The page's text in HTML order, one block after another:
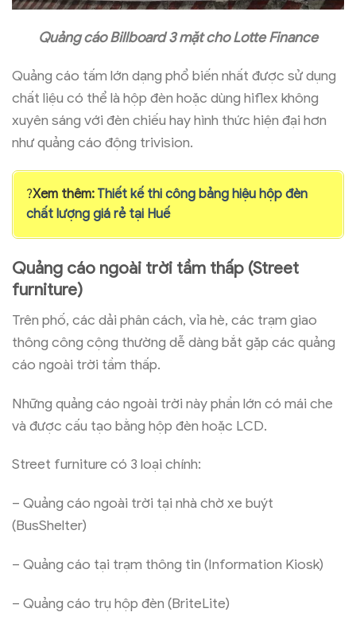
Quảng cáo Billboard 3 mặt cho Lotte Finance
Quảng cáo tấm lớn dạng phổ biến nhất được sử dụng
chất liệu có thể là hộp đèn hoặc dùng hiflex không
xuyên sáng với đèn chiếu hay hình thức hiện đại hơn
như quảng cáo động trivision.
?Xem thêm: Thiết kế thi công bảng hiệu hộp đèn
chất lượng giá rẻ tại Huế
Quảng cáo ngoài trời tầm thấp (Street
furniture)
Trên phố, các dải phân cách, vỉa hè, các trạm giao
thông công cộng thường dễ dàng bắt gặp các quảng
cáo ngoài trời tầm thấp.
Những quảng cáo ngoài trời này phần lớn có mái che
và được cấu tạo bằng hộp đèn hoặc LCD.
Street furniture có 3 loại chính:
– Quảng cáo ngoài trời tại nhà chờ xe buýt
(BusShelter)
– Quảng cáo tại trạm thông tin (Information Kiosk)
– Quảng cáo trụ hộp đèn (BriteLite)